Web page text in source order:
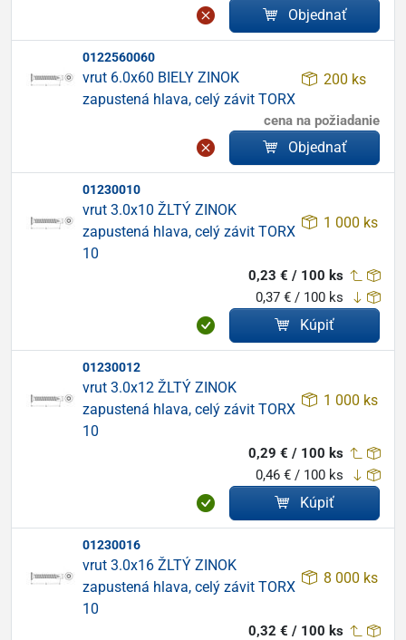
Objednať
0122560060
vrut 6.0x60 BIELY ZINOK
zapustená hlava, celý závit TORX
200 ks
cena na požiadanie
Objednať
01230010
vrut 3.0x10 ŽLTÝ ZINOK
zapustená hlava, celý závit TORX
10
1 000 ks
0,23 € / 100 ks
0,37 € / 100 ks
Kúpiť
01230012
vrut 3.0x12 ŽLTÝ ZINOK
zapustená hlava, celý závit TORX
10
1 000 ks
0,29 € / 100 ks
0,46 € / 100 ks
Kúpiť
01230016
vrut 3.0x16 ŽLTÝ ZINOK
zapustená hlava, celý závit TORX
10
8 000 ks
0,32 € / 100 ks